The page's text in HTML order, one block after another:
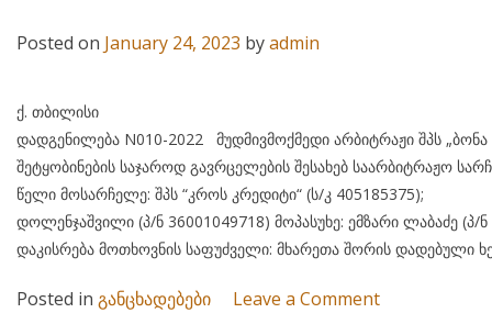
Posted on January 24, 2023 byadmin
ქ. თბილისი 24
დადგენილება N010-2022 მუდმივმოქმედი არბიტრაჟი შპს
შეტყობინების საჯაროდ გავრცელების შესახებ საარბიტრაჟო
წელი მოსარჩელე: შპს “კროს კრედიტი“ (ს/კ
დოლენჯაშვილი (პ/ნ 36001049718) მოპასუხე: ემზარი ლაბაძე (პ/ნ
დაკისრება მოთხოვნის საფუძველი: მხარეთა შორის დადებული
Posted in განცხადებები Leave a Commenton